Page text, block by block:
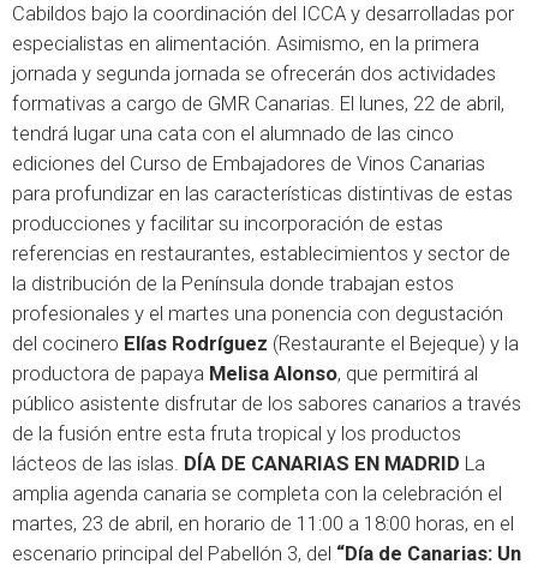
Cabildos bajo la coordinación del ICCA y desarrolladas por
especialistas en alimentación. Asimismo, en la primera
jornada y segunda jornada se ofrecerán dos actividades
formativas a cargo de GMR Canarias. El lunes, 22 de abril,
tendrá lugar una cata con el alumnado de las cinco
ediciones del Curso de Embajadores de Vinos Canarias
para profundizar en las características distintivas de estas
producciones y facilitar su incorporación de estas
referencias en restaurantes, establecimientos y sector de
la distribución de la Península donde trabajan estos
profesionales y el martes una ponencia con degustación
del cocinero Elías Rodríguez (Restaurante el Bejeque) y la
productora de papaya Melisa Alonso, que permitirá al
público asistente disfrutar de los sabores canarios a través
de la fusión entre esta fruta tropical y los productos
lácteos de las islas. DÍA DE CANARIAS EN MADRID La
amplia agenda canaria se completa con la celebración el
martes, 23 de abril, en horario de 11:00 a 18:00 horas, en el
escenario principal del Pabellón 3, del “Día de Canarias: Un